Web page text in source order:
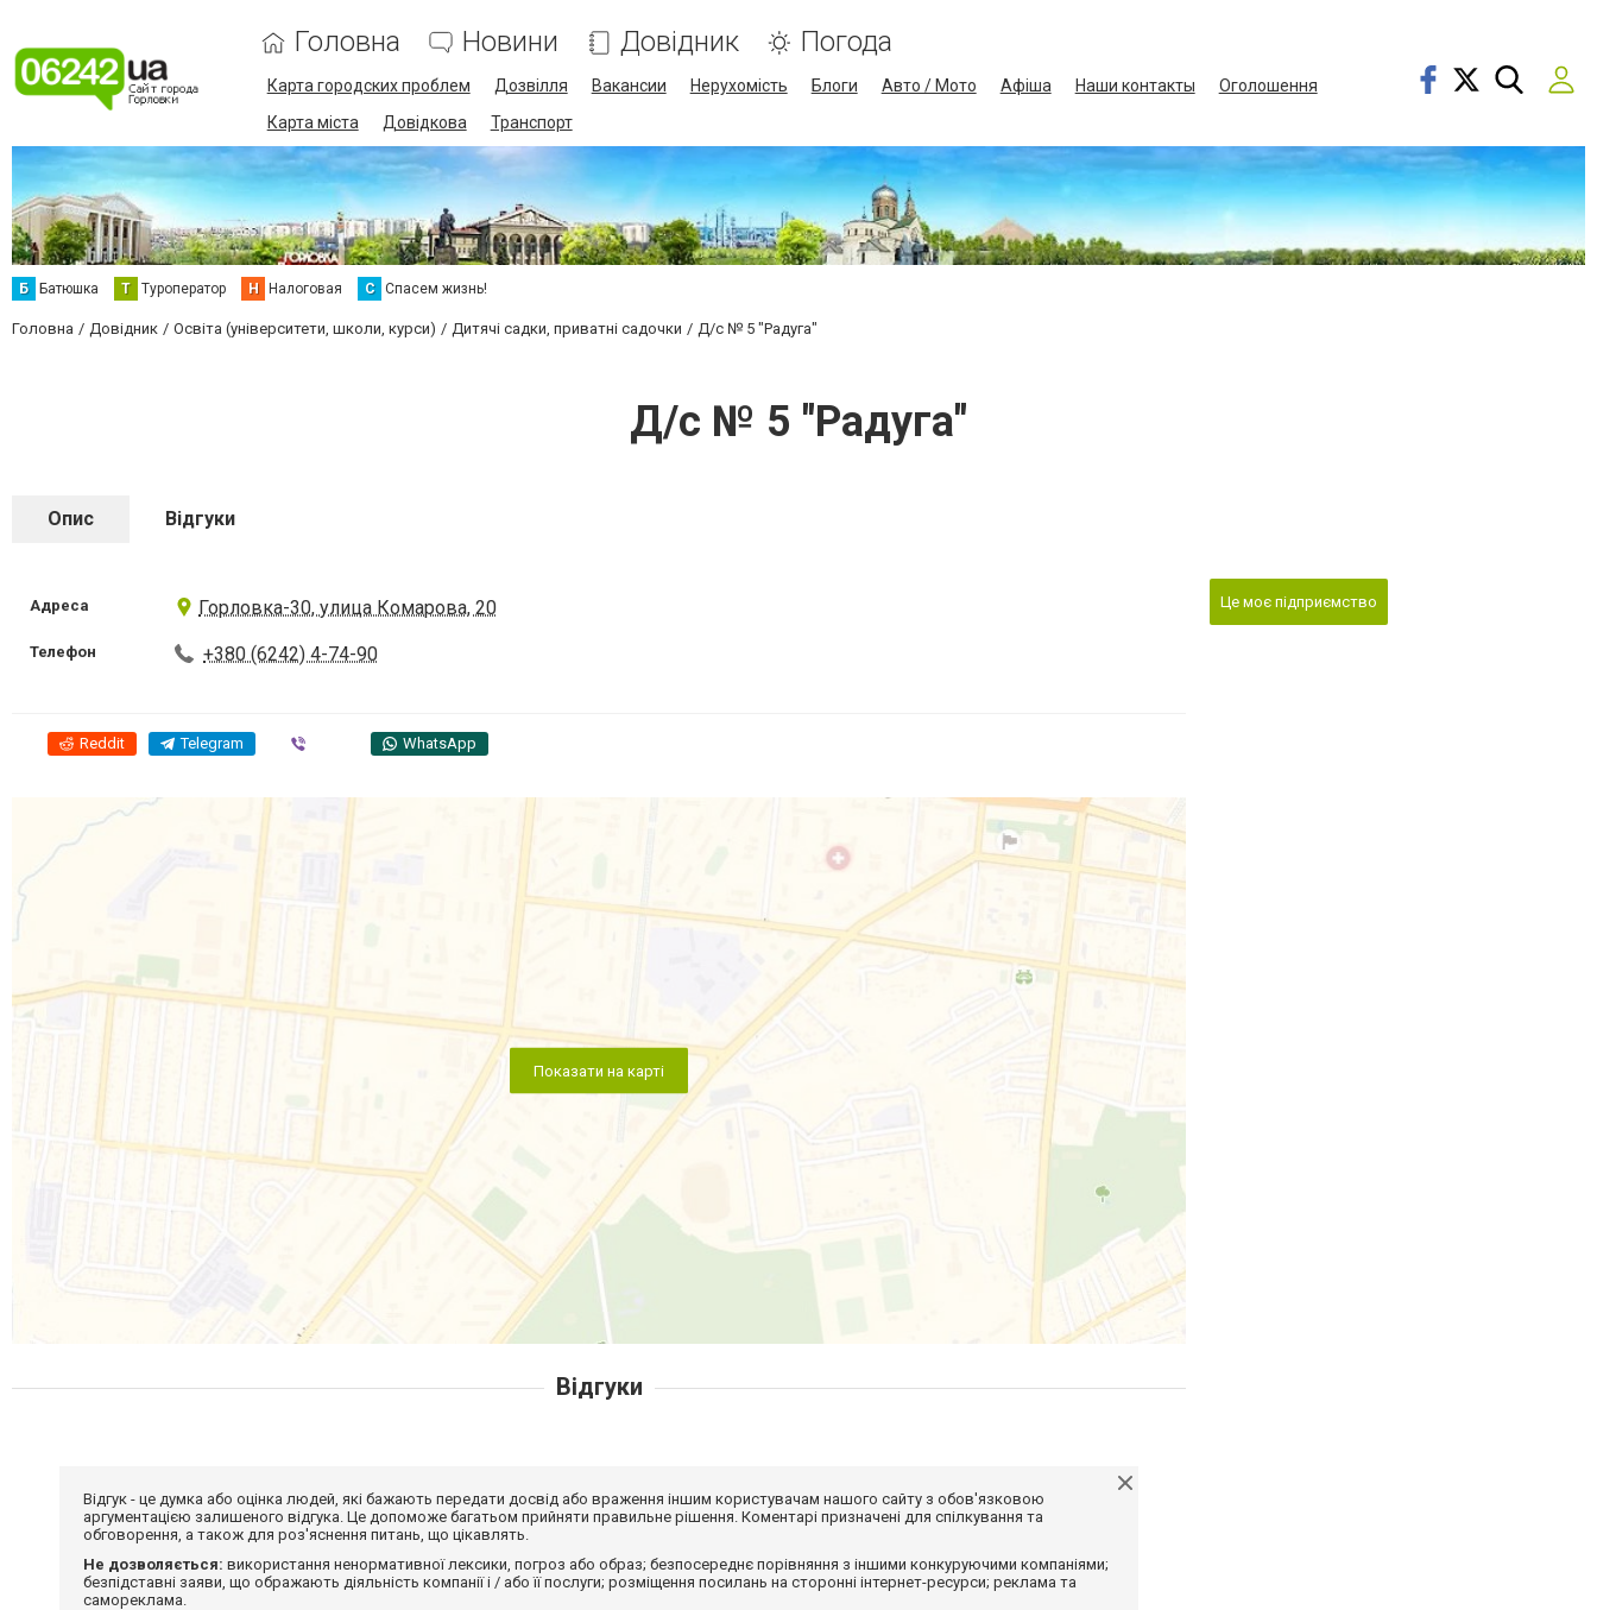
Головна Новини Довідник Погода
Карта городских проблем Дозвілля Вакансии Нерухомість Блоги Авто / Мото Афіша Наши контакты
Оголошення
Карта міста
Довідкова Транспорт
Б Батюшка Т Туроператор Н Налоговая С Спасем жизнь!
Головна Довідник Освіта (університети, школи, курси) Дитячі садки, приватні садочки Д/с № 5 "Радуга"
Д/с № 5 "Радуга"
Опис Відгуки
Адреса Горловка-30, улица Комарова, 20
Телефон +380 (6242) 4-74-90
Reddit Telegram WhatsApp
Показати на карті
Це моє підприємство
Відгуки
Відгук - це думка або оцінка людей, які бажають передати досвід або враження іншим користувачам нашого сайту з обов'язковою
аргументацією залишеного відгука. Це допоможе багатьом прийняти правильне рішення. Коментарі призначені для спілкування та
обговорення, а також для роз'яснення питань, що цікавлять.
Не дозволяється: використання ненормативної лексики, погроз або образ; безпосереднє порівняння з іншими конкуруючими компаніями;
безпідставні заяви, що ображають діяльність компанії і / або її послуги; розміщення посилань на сторонні інтернет-ресурси; реклама та
самореклама.